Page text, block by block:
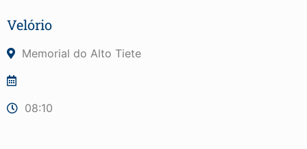
Velório
Memorial do Alto Tiete
08:10